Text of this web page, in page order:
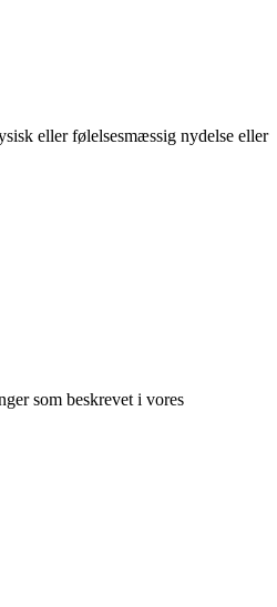
eller følelsesmæssig nydelse eller
som beskrevet i vores